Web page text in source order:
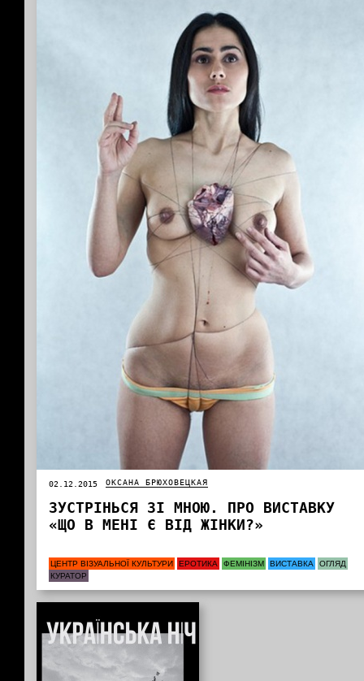
02.12.2015 ОКСАНА БРЮХОВЕЦКАЯ
ЗУСТРІНЬСЯ ЗІ МНОЮ. ПРО ВИСТАВКУ
«ЩО В МЕНІ Є ВІД ЖІНКИ?»
ЦЕНТР ВІЗУАЛЬНОЇ КУЛЬТУРИ ЕРОТИКА ФЕМІНІЗМ ВИСТАВКА
ОГЛЯД
КУРАТОР